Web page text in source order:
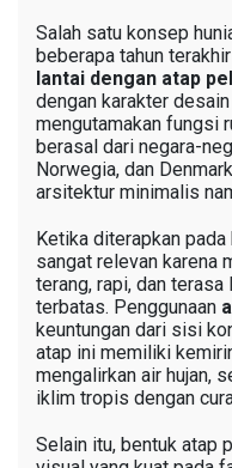
Salah satu konsep
beberapa tahun
lantai dengan atap
dengan karakter
mengutamakan fungsi
berasal dari negara-
Norwegia, dan
arsitektur minimalis
Ketika diterapkan
sangat relevan karena
terang, rapi, dan
terbatas. Penggunaan
keuntungan dari sisi
atap ini memiliki
mengalirkan air hujan,
iklim tropis dengan
Selain itu, bentuk atap